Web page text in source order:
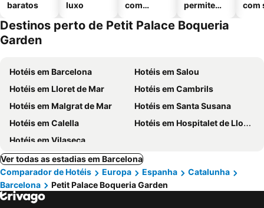
baratos
luxo
com
permitem
com
Destinos perto de Petit Palace Boqueria
Garden
Hotéis em Barcelona
Hotéis em Salou
Hotéis em Lloret de Mar
Hotéis em Cambrils
Hotéis em Malgrat de Mar
Hotéis em Santa Susana
Hotéis em Calella
Hotéis em Hospitalet de Llobregat
Hotéis em Vilaseca
Ver todas as estadias em Barcelona
Comparador de Hotéis
Europa Espanha
Catalunha
Barcelona
Petit Palace Boqueria Garden